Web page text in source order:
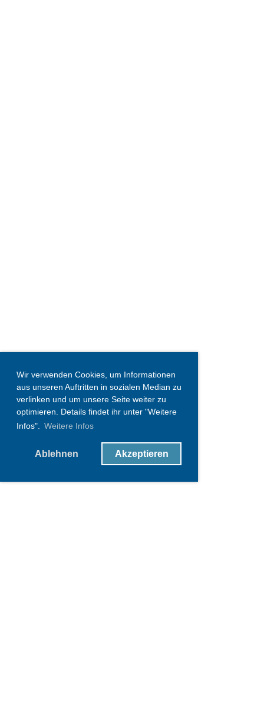
Wir verwenden Cookies, um Informationen
aus unseren Auftritten in sozialen Median zu
verlinken und um unsere Seite weiter zu
optimieren. Details findet ihr unter "Weitere
Infos". Weitere Infos
Ablehnen Akzeptieren